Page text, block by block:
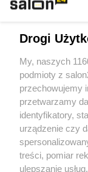
Sport
Kultura
Drogi
My, naszych
podmioty z
przechowujemy
przetwarzamy
identyfikatory,
urządzenie czy
treści, pomiar
ulepszanie